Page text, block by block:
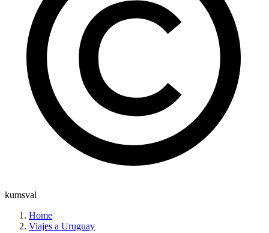
kumsval
Home
Viajes a Uruguay